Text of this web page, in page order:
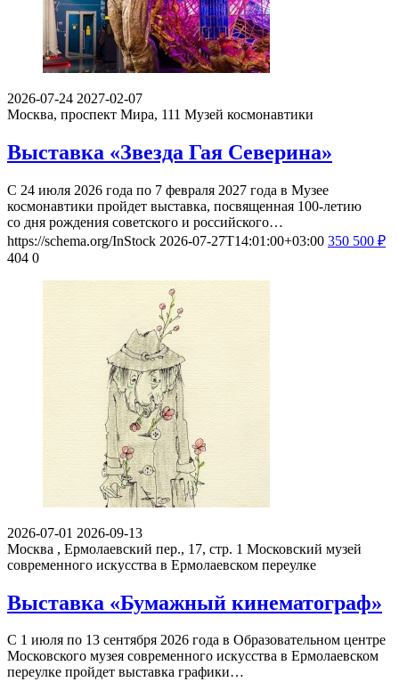
2026-07-24 2027-02-07
Москва, проспект Мира, 111 Музей космонавтики
Выставка «Звезда Гая Северина»
С 24 июля 2026 года по 7 февраля 2027 года в Музее
космонавтики пройдет выставка, посвященная 100-летию
со дня рождения советского и российского…
https://schema.org/InStock 2026-07-27T14:01:00+03:00 350 500 ₽
404 0
2026-07-01 2026-09-13
Москва , Ермолаевский пер., 17, стр. 1 Московский музей
современного искусства в Ермолаевском переулке
Выставка «Бумажный кинематограф»
С 1 июля по 13 сентября 2026 года в Образовательном центре
Московского музея современного искусства в Ермолаевском
переулке пройдет выставка графики…